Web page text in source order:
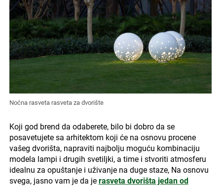
Noćna rasveta rasveta za dvorište
Koji god brend da odaberete, bilo bi dobro da se
posavetujete sa arhitektom koji će na osnovu procene
vašeg dvorišta, napraviti najbolju moguću kombinaciju
modela lampi i drugih svetiljki, a time i stvoriti atmosferu
idealnu za opuštanje i uživanje na duge staze, Na osnovu
svega, jasno vam je da je rasveta dvorišta jedan od